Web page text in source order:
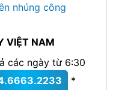
nhúng công
VIỆT NAM
các ngày từ 6:30
*